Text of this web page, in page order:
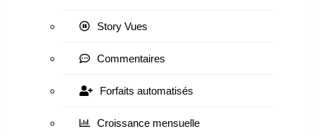
Story Vues
Commentaires
Forfaits automatisés
Croissance mensuelle